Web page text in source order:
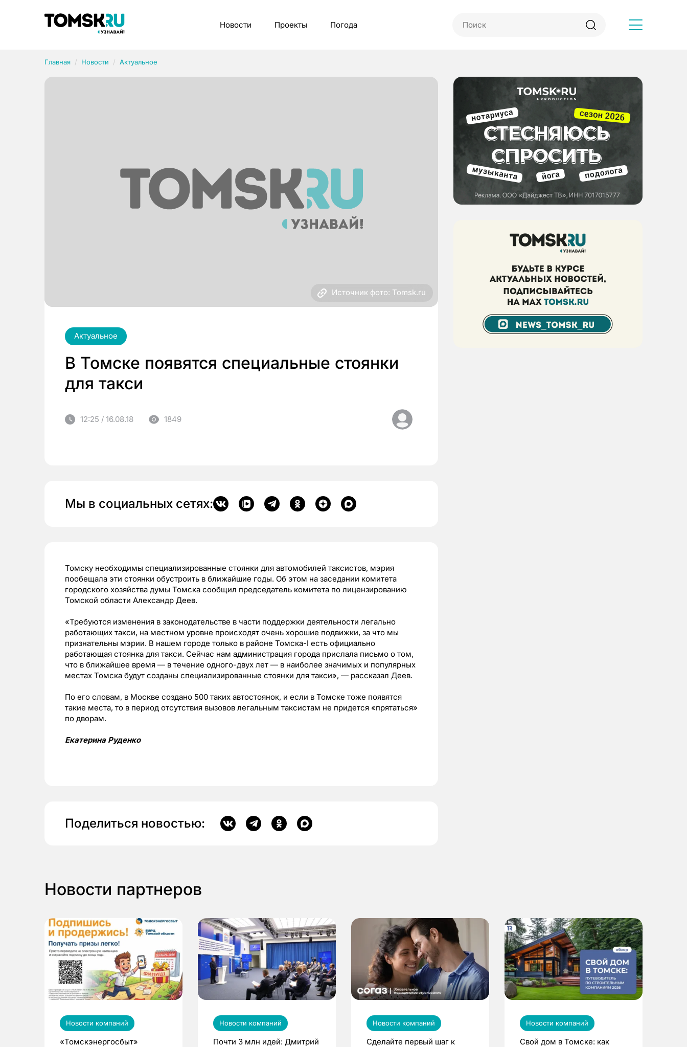
Новости Проекты Погода
Главная Новости Актуальное
Источник фото: Tomsk.ru
Актуальное
В Томске появятся специальные стоянки
для такси
12:25 / 16.08.18 1849
Мы в социальных сетях:
Томску необходимы специализированные стоянки для автомобилей таксистов, мэрия
пообещала эти стоянки обустроить в ближайшие годы. Об этом на заседании комитета
городского хозяйства думы Томска сообщил председатель комитета по лицензированию
Томской области Александр Деев.
«Требуются изменения в законодательстве в части поддержки деятельности легально
работающих такси, на местном уровне происходят очень хорошие подвижки, за что мы
признательны мэрии. В нашем городе только в районе Томска-I есть официально
работающая стоянка для такси. Сейчас нам администрация города прислала письмо о том,
что в ближайшее время — в течение одного-двух лет — в наиболее значимых и популярных
местах Томска будут созданы специализированные стоянки для такси», — рассказал Деев.
По его словам, в Москве создано 500 таких автостоянок, и если в Томске тоже появятся
такие места, то в период отсутствия вызовов легальным таксистам не придется «прятаться»
по дворам.
Екатерина Руденко
Поделиться новостью:
Новости партнеров
Новости компаний
«Томскэнергосбыт»
Новости компаний
Почти 3 млн идей: Дмитрий
Новости компаний
Сделайте первый шаг к
Новости компаний
Свой дом в Томске: как
Рубрики